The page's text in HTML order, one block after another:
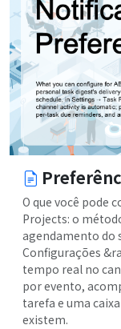
O que você pode
Projects: o
agendamento do
Configurações
tempo real no
por evento,
tarefa e uma
existem.